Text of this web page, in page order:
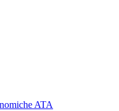
ATA